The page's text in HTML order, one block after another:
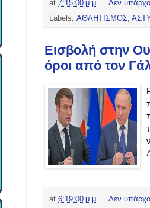
at 7:15:00 μ.μ.
Δεν
Labels: ΑΘΛΗΤΙΣΜΟΣ,
Εισβολή στην
όροι από τον
at 6:19:00 μ.μ.
Δεν